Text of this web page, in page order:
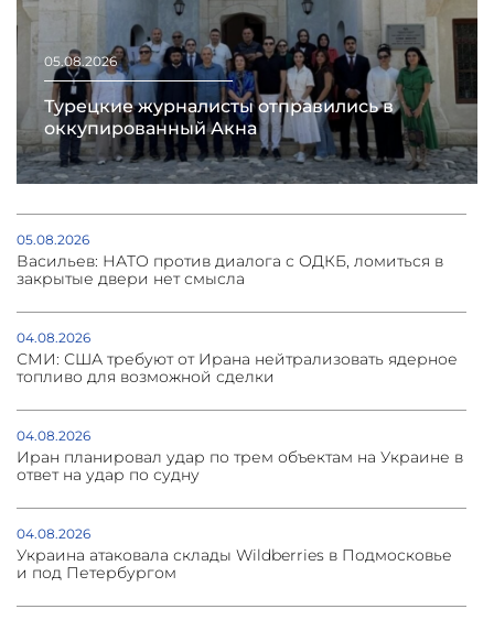
05.08.2026
Турецкие журналисты отправились в
оккупированный Акна
05.08.2026
Васильев: НАТО против диалога с ОДКБ, ломиться в
закрытые двери нет смысла
04.08.2026
СМИ: США требуют от Ирана нейтрализовать ядерное
топливо для возможной сделки
04.08.2026
Иран планировал удар по трем объектам на Украине в
ответ на удар по судну
04.08.2026
Украина атаковала склады Wildberries в Подмосковье
и под Петербургом